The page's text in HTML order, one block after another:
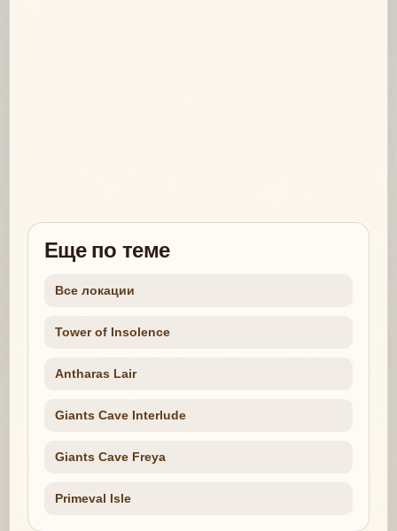
Еще по теме
Все локации
Tower of Insolence
Antharas Lair
Giants Cave Interlude
Giants Cave Freya
Primeval Isle